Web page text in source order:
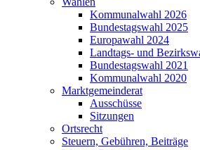
Kommunalwahl 2026
Bundestagswahl 2025
Europawahl 2024
Landtags- und
Bundestagswahl 2021
Kommunalwahl 2020
Marktgemeinderat
Ausschüsse
Sitzungen
Ortsrecht
Steuern, Gebühren, Beiträge